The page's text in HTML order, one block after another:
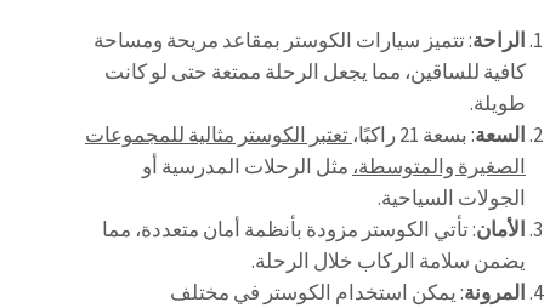
الراحة: تتميز سيارات الكوستر بمقاعد مريحة ومساحة
كافية للساقين، مما يجعل الرحلة ممتعة حتى لو كانت
طويلة.
السعة: بسعة 21 راكبًا،
تعتبر الكوستر مثالية للمجموعات
الصغيرة والمتوسطة، مثل الرحلات المدرسية أو
الجولات السياحية.
الأمان: تأتي الكوستر مزودة بأنظمة أمان متعددة، مما
يضمن سلامة الركاب خلال الرحلة.
المرونة: يمكن استخدام الكوستر في مختلف